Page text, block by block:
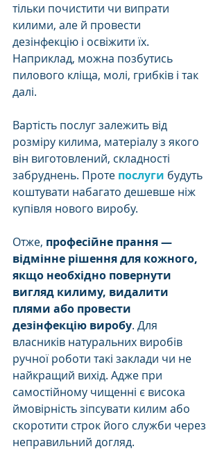
тільки почистити чи випрати
килими, але й провести
дезінфекцію і освіжити їх.
Наприклад, можна позбутись
пилового кліща, молі, грибків і так
далі.
Вартість послуг залежить від
розміру килима, матеріалу з якого
він виготовлений, складності
забруднень. Проте послуги будуть
коштувати набагато дешевше ніж
купівля нового виробу.
Отже, професійне прання —
відмінне рішення для кожного,
якщо необхідно повернути
вигляд килиму, видалити
плями або провести
дезінфекцію виробу. Для
власників натуральних виробів
ручної роботи такі заклади чи не
найкращий вихід. Адже при
самостійному чищенні є висока
ймовірність зіпсувати килим або
скоротити строк його служби через
неправильний догляд.